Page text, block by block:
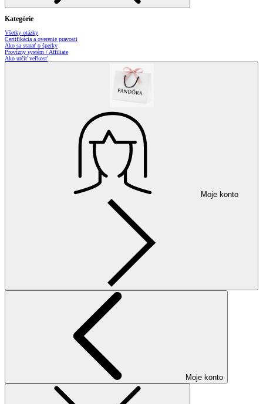
Kategórie
Všetky otázky
Certifikácia a overenie pravosti
Ako sa starať o šperky
Provízny systém / Affiliate
Ako určiť veľkosť
Moje konto
Moje konto